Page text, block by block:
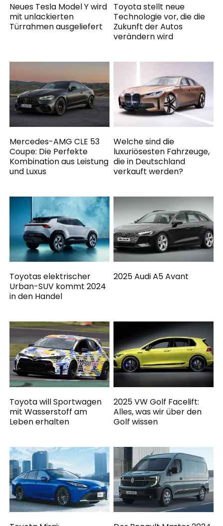
Neues Tesla Model Y wird
mit unlackierten
Türrahmen ausgeliefert
Toyota stellt neue
Technologie vor, die die
Zukunft der Autos
verändern wird
Mercedes-AMG CLE 53
Coupe: Die Perfekte
Kombination aus Leistung
und Luxus
Welche sind die
luxuriösesten Fahrzeuge,
die in Deutschland
verkauft werden?
Toyotas elektrischer
Urban-SUV kommt 2024
in den Handel
2025 Audi A5 Avant
Toyota will Sportwagen
mit Wasserstoff am
Leben erhalten
2025 VW Golf Facelift:
Alles, was wir über den
Golf wissen